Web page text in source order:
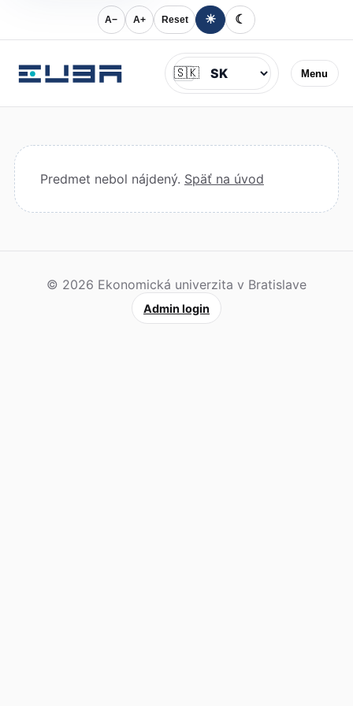
A− A+ Reset ☀ ☾
Menu
Jazyk
🇸🇰
Predmet nebol nájdený. Späť na úvod
© 2026 Ekonomická univerzita v Bratislave
Admin login